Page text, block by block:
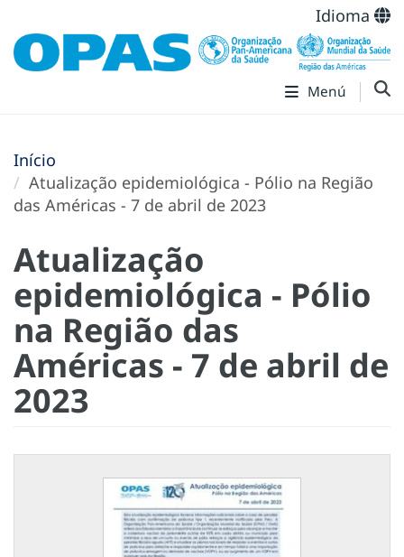
Idioma
Menú
Início
Atualização epidemiológica - Pólio na Região
das Américas - 7 de abril de 2023
Atualização
epidemiológica - Pólio
na Região das
Américas - 7 de abril de
2023